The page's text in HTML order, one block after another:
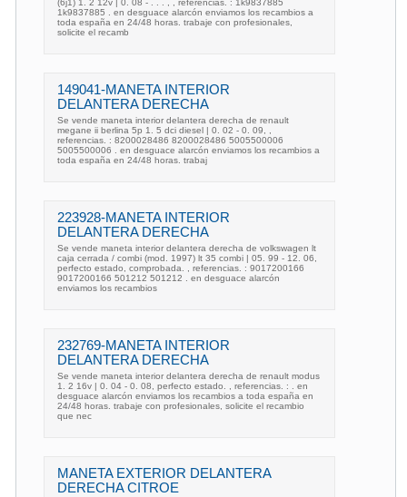
(6j1) 1. 2 12v | 0. 08 - . . . , , referencias. : 1k9837885
1k9837885 . en desguace alarcón enviamos los recambios a
toda españa en 24/48 horas. trabaje con profesionales,
solicite el recamb
149041-MANETA INTERIOR
DELANTERA DERECHA
Se vende maneta interior delantera derecha de renault
megane ii berlina 5p 1. 5 dci diesel | 0. 02 - 0. 09, ,
referencias. : 8200028486 8200028486 5005500006
5005500006 . en desguace alarcón enviamos los recambios a
toda españa en 24/48 horas. trabaj
223928-MANETA INTERIOR
DELANTERA DERECHA
Se vende maneta interior delantera derecha de volkswagen lt
caja cerrada / combi (mod. 1997) lt 35 combi | 05. 99 - 12. 06,
perfecto estado, comprobada. , referencias. : 9017200166
9017200166 501212 501212 . en desguace alarcón
enviamos los recambios
232769-MANETA INTERIOR
DELANTERA DERECHA
Se vende maneta interior delantera derecha de renault modus
1. 2 16v | 0. 04 - 0. 08, perfecto estado. , referencias. : . en
desguace alarcón enviamos los recambios a toda españa en
24/48 horas. trabaje con profesionales, solicite el recambio
que nec
MANETA EXTERIOR DELANTERA
DERECHA CITROE